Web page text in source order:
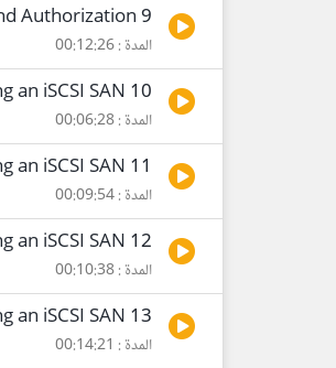
9 RHCE7 Configuring External Authentication and Authorization
المدة : 00:12:26
10 RHCE7 Configuring an iSCSI SAN
المدة : 00:06:28
11 RHCE7 Configuring an iSCSI SAN
المدة : 00:09:54
12 RHCE7 Configuring an iSCSI SAN
المدة : 00:10:38
13 RHCE7 Configuring an iSCSI SAN
المدة : 00:14:21